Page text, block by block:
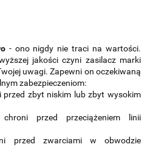
- ono nigdy nie traci na wartości.
jakości czyni zasilacz marki
uwagi. Zapewni on oczekiwaną
zabezpieczeniom:
przed zbyt niskim lub zbyt wysokim
przed przeciążeniem linii
przed zwarciami w obwodzie